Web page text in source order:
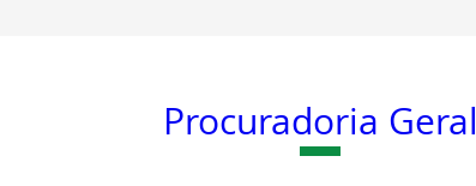
Procuradoria Geral